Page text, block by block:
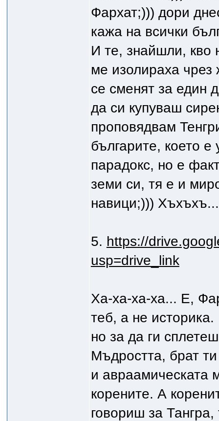
Фархат;))) дори
кажа на всички
И те, знайшли, кво
ме изолираха
се сменят за един
да си купуваш
проповядвам
българите, което
парадокс, но е
земи си, тя е и
навици;))) Хъхъхъ...
5. https://
usp=drive_link
Ха-ха-ха-ха... Е,
теб, а не
но за да ги
Мъдростта, брат
и авраамическата
корените. А
говориш за